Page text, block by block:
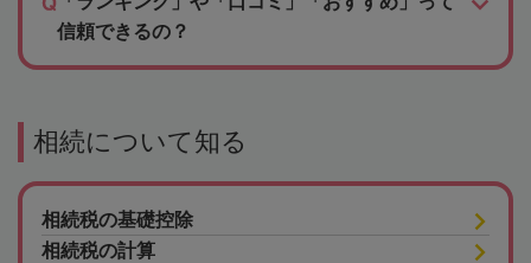
信頼できるの？
相続について知る
相続税の基礎控除
相続税の計算